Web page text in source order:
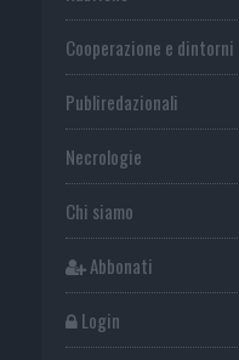
Cooperazione e dintorni
Publiredazionali
Necrologie
Chi siamo
Abbonati
Login